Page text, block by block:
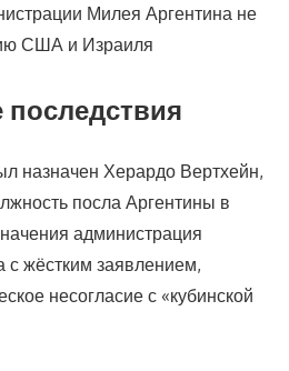
Милея Аргентина не
США и Израиля
последствия
назначен Херардо Вертхейн,
посла Аргентины в
администрация
с жёстким заявлением,
несогласие с «кубинской